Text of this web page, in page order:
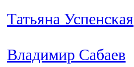
Татьяна Успенская
Владимир Сабаев